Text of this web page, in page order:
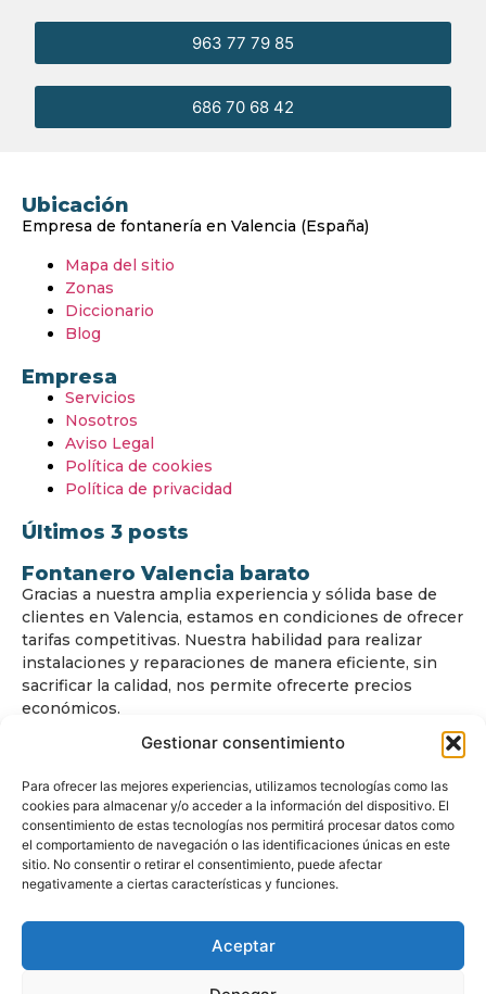
Gestionar consentimiento
Para ofrecer las mejores experiencias, utilizamos tecnologías como las
cookies para almacenar y/o acceder a la información del dispositivo. El
consentimiento de estas tecnologías nos permitirá procesar datos como
el comportamiento de navegación o las identificaciones únicas en este
sitio. No consentir o retirar el consentimiento, puede afectar
negativamente a ciertas características y funciones.
Aceptar
686 70 68 42
963 77 79 85
Ubicación
Empresa de fontanería en Valencia (España)
Mapa del sitio
Zonas
Diccionario
Blog
Empresa
Servicios
Nosotros
Aviso Legal
Política de cookies
Política de privacidad
Últimos 3 posts
Fontanero Valencia barato
Gracias a nuestra amplia experiencia y sólida base de
clientes en Valencia, estamos en condiciones de ofrecer
tarifas competitivas. Nuestra habilidad para realizar
instalaciones y reparaciones de manera eficiente, sin
sacrificar la calidad, nos permite ofrecerte precios
económicos.
© Copyrightwww.fontanerovalencia24.com